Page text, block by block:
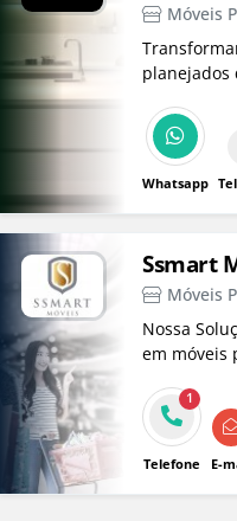
Móveis
planejados
qualidade
Whatsapp
Ssmart
Móveis
Nossa
em móveis
1
Telefone E-